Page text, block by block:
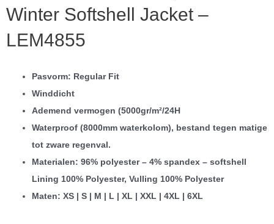
Winter Softshell Jacket –
LEM4855
Pasvorm: Regular Fit
Winddicht
Ademend vermogen (5000gr/m²/24H
Waterproof (8000mm waterkolom), bestand tegen matige
tot zware regenval.
Materialen: 96% polyester – 4% spandex – softshell
Lining 100% Polyester, Vulling 100% Polyester
Maten: XS | S | M | L | XL | XXL | 4XL | 6XL